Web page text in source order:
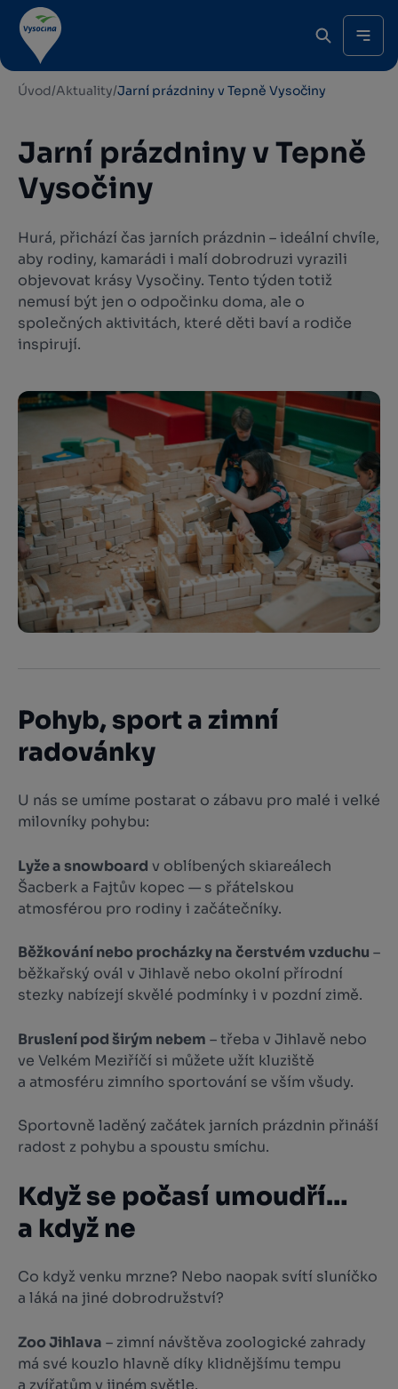
Úvod/Aktuality/Jarní prázdniny v Tepně Vysočiny
Jarní prázdniny v Tepně
Vysočiny
Hurá, přichází čas jarních prázdnin – ideální chvíle,
aby rodiny, kamarádi i malí dobrodruzi vyrazili
objevovat krásy Vysočiny. Tento týden totiž
nemusí být jen o odpočinku doma, ale o
společných aktivitách, které děti baví a rodiče
inspirují.
Pohyb, sport a zimní
radovánky
U nás se umíme postarat o zábavu pro malé i velké
milovníky pohybu:
Lyže a snowboard v oblíbených skiareálech
Šacberk a Fajtův kopec — s přátelskou
atmosférou pro rodiny i začátečníky.
Běžkování nebo procházky na čerstvém vzduchu –
běžkařský ovál v Jihlavě nebo okolní přírodní
stezky nabízejí skvělé podmínky i v pozdní zimě.
Bruslení pod širým nebem – třeba v Jihlavě nebo
ve Velkém Meziříčí si můžete užít kluziště
a atmosféru zimního sportování se vším všudy.
Sportovně laděný začátek jarních prázdnin přináší
radost z pohybu a spoustu smíchu.
Když se počasí umoudří…
a když ne
Co když venku mrzne? Nebo naopak svítí sluníčko
a láká na jiné dobrodružství?
Zoo Jihlava – zimní návštěva zoologické zahrady
má své kouzlo hlavně díky klidnějšímu tempu
a zvířatům v jiném světle.